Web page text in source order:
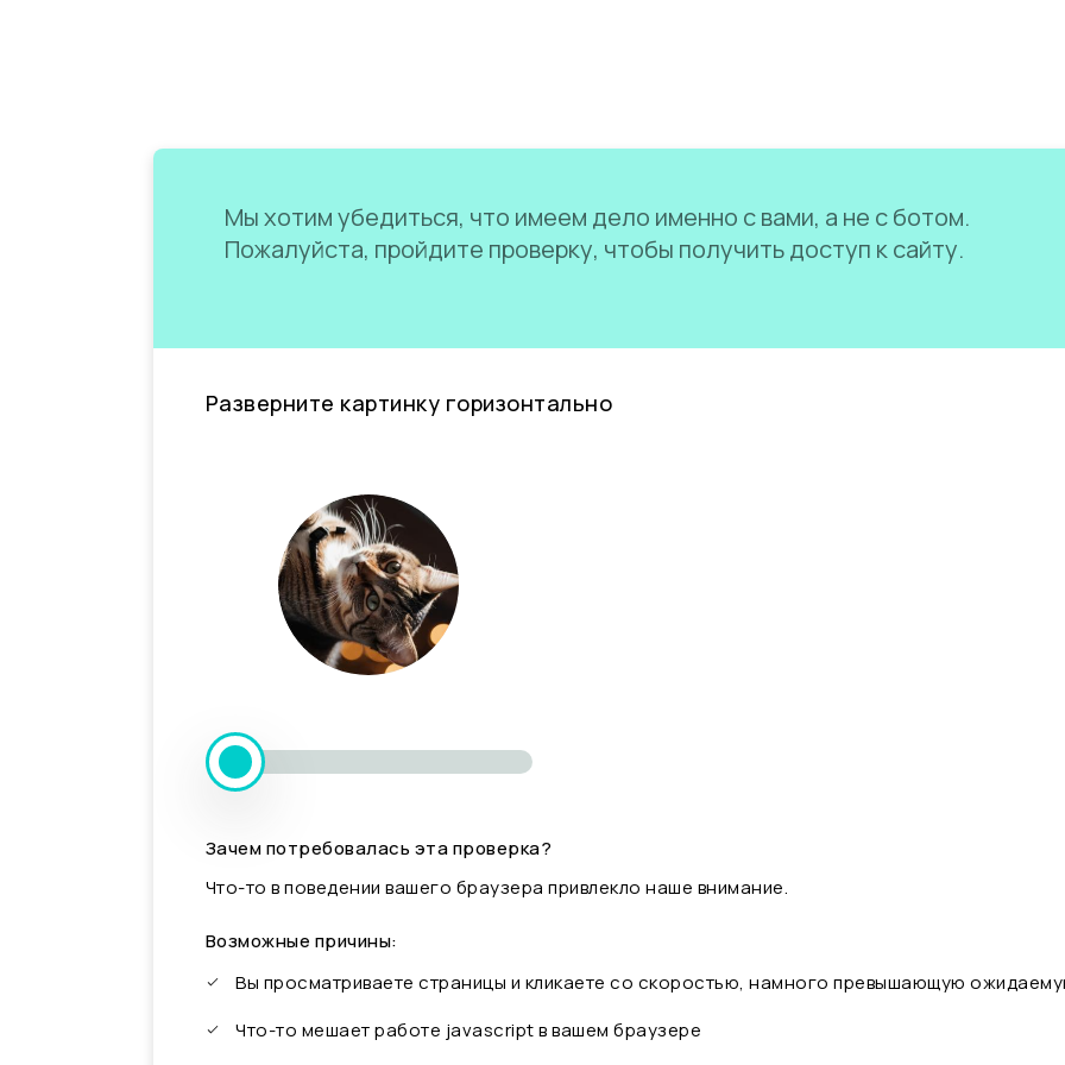
Мы хотим убедиться, что имеем дело именно с вами, а не с ботом.
Пожалуйста, пройдите проверку, чтобы получить доступ к сайту.
Разверните картинку горизонтально
Зачем потребовалась эта проверка?
Что-то в поведении вашего браузера привлекло наше внимание.
Возможные причины:
Вы просматриваете страницы и кликаете со скоростью, намного превышающую
Что-то мешает работе javascript в вашем браузере